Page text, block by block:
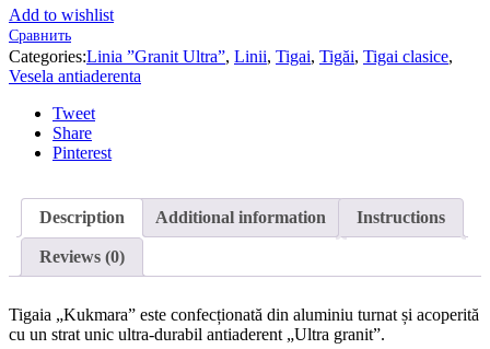
Add to wishlist
Сравнить
Categories:Linia ”Granit Ultra”, Linii, Tigai, Tigăi, Tigai clasice,
Vesela antiaderenta
Tweet
Share
Pinterest
Description Additional information Instructions
Reviews (0)
Tigaia „Kukmara” este confecționată din aluminiu turnat și acoperită
cu un strat unic ultra-durabil antiaderent „Ultra granit”.